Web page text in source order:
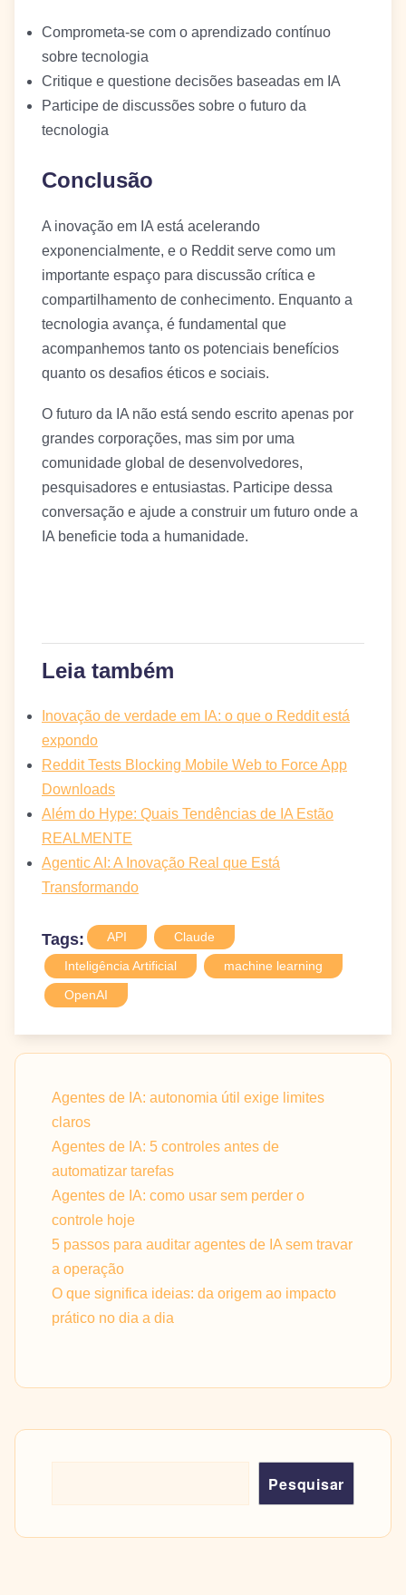
Comprometa-se com o aprendizado contínuo
sobre tecnologia
Critique e questione decisões baseadas em IA
Participe de discussões sobre o futuro da
tecnologia
Conclusão
A inovação em IA está acelerando
exponencialmente, e o Reddit serve como um
importante espaço para discussão crítica e
compartilhamento de conhecimento. Enquanto a
tecnologia avança, é fundamental que
acompanhemos tanto os potenciais benefícios
quanto os desafios éticos e sociais.
O futuro da IA não está sendo escrito apenas por
grandes corporações, mas sim por uma
comunidade global de desenvolvedores,
pesquisadores e entusiastas. Participe dessa
conversação e ajude a construir um futuro onde a
IA beneficie toda a humanidade.
Leia também
Inovação de verdade em IA: o que o Reddit está
expondo
Reddit Tests Blocking Mobile Web to Force App
Downloads
Além do Hype: Quais Tendências de IA Estão
REALMENTE
Agentic AI: A Inovação Real que Está
Transformando
Tags: API
Claude
Inteligência Artificial
machine learning
OpenAI
Agentes de IA: autonomia útil exige limites
claros
Agentes de IA: 5 controles antes de
automatizar tarefas
Agentes de IA: como usar sem perder o
controle hoje
5 passos para auditar agentes de IA sem travar
a operação
O que significa ideias: da origem ao impacto
prático no dia a dia
Pesquisar